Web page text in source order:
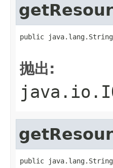
public java.lang.String
抛出:
public java.lang.String